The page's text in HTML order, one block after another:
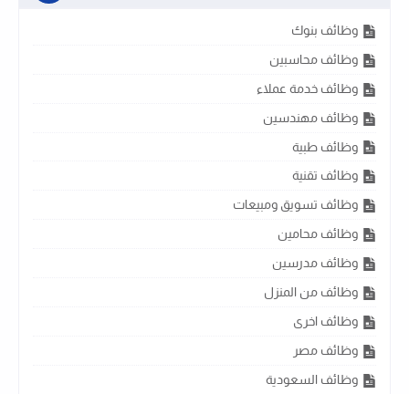
وظائف بنوك
وظائف محاسبين
وظائف خدمة عملاء
وظائف مهندسين
وظائف طبية
وظائف تقنية
وظائف تسويق ومبيعات
وظائف محامين
وظائف مدرسين
وظائف من المنزل
وظائف اخرى
وظائف مصر
وظائف السعودية